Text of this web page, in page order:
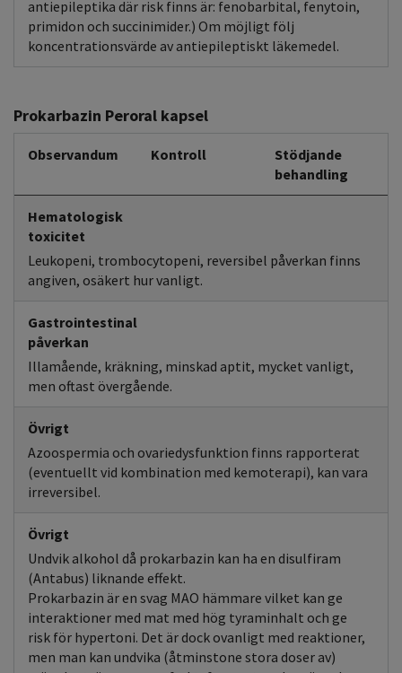
antiepileptika där risk finns är: fenobarbital, fenytoin,
primidon och succinimider.) Om möjligt följ
koncentrationsvärde av antiepileptiskt läkemedel.
Prokarbazin Peroral kapsel
Observandum Kontroll
Stödjande
behandling
Hematologisk
toxicitet
Leukopeni, trombocytopeni, reversibel påverkan finns
angiven, osäkert hur vanligt.
Gastrointestinal
påverkan
Illamående, kräkning, minskad aptit, mycket vanligt,
men oftast övergående.
Övrigt
Azoospermia och ovariedysfunktion finns rapporterat
(eventuellt vid kombination med kemoterapi), kan vara
irreversibel.
Övrigt
Undvik alkohol då prokarbazin kan ha en disulfiram
(Antabus) liknande effekt.
Prokarbazin är en svag MAO hämmare vilket kan ge
interaktioner med mat med hög tyraminhalt och ge
risk för hypertoni. Det är dock ovanligt med reaktioner,
men man kan undvika (åtminstone stora doser av)